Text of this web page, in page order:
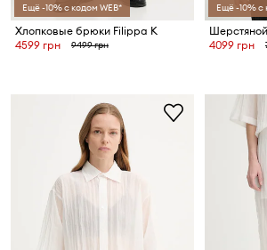
Ещё -10% с кодом WEB*
Хлопковые брюки Filippa K
4599 грн
9499 грн
Ещё -10% с
4099 грн